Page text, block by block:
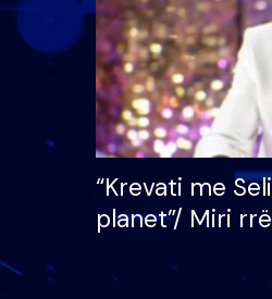
“Krevati me
planet”/ Miri
bukura në
mungojë zilja